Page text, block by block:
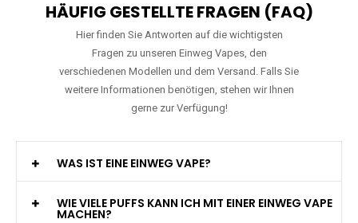
HÄUFIG GESTELLTE FRAGEN (FAQ)
Hier finden Sie Antworten auf die wichtigsten
Fragen zu unseren Einweg Vapes, den
verschiedenen Modellen und dem Versand. Falls Sie
weitere Informationen benötigen, stehen wir Ihnen
gerne zur Verfügung!
WAS IST EINE EINWEG VAPE?
WIE VIELE PUFFS KANN ICH MIT EINER EINWEG VAPE
MACHEN?